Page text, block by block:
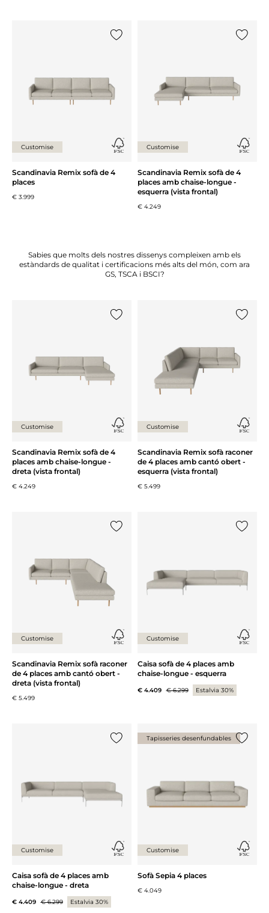
Customise
Scandinavia Remix sofà de 4
places
€ 3.999
Customise
Scandinavia Remix sofà de 4
places amb chaise-longue -
esquerra (vista frontal)
€ 4.249
Sabies que molts dels nostres dissenys compleixen amb els
estàndards de qualitat i certificacions més alts del món, com ara
GS, TSCA i BSCI?
Customise
Scandinavia Remix sofà de 4
places amb chaise-longue -
dreta (vista frontal)
€ 4.249
Customise
Scandinavia Remix sofà raconer
de 4 places amb cantó obert -
esquerra (vista frontal)
€ 5.499
Customise
Scandinavia Remix sofà raconer
de 4 places amb cantó obert -
dreta (vista frontal)
€ 5.499
Customise
Caisa sofà de 4 places amb
chaise-longue - esquerra
€ 4.409 € 6.299 Estalvia 30%
Customise
Caisa sofà de 4 places amb
chaise-longue - dreta
€ 4.409 € 6.299 Estalvia 30%
Tapisseries desenfundables
Customise
Sofà Sepia 4 places
€ 4.049